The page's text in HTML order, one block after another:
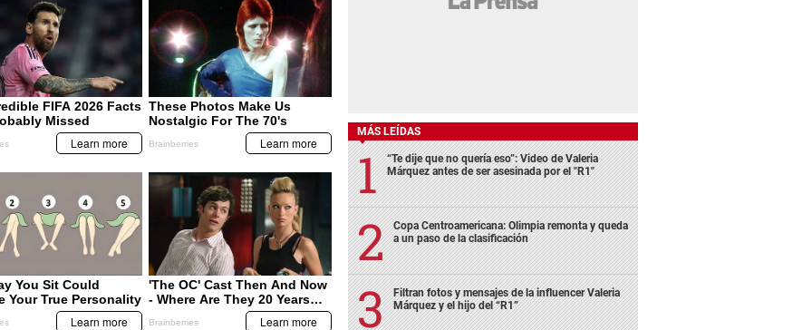
MÁS LEÍDAS
“Te dije que no quería eso”: Video de Valeria
Márquez antes de ser asesinada por el "R1"
Copa Centroamericana: Olimpia remonta y queda
a un paso de la clasificación
Filtran fotos y mensajes de la influencer Valeria
Márquez y el hijo del “R1”